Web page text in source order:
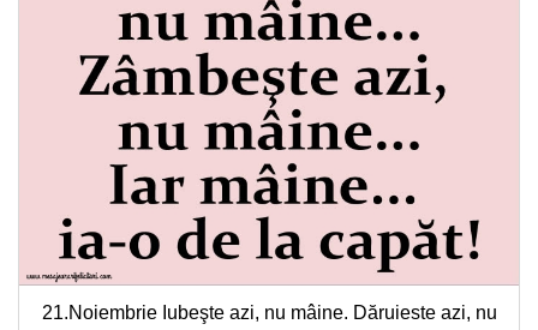
21.Noiembrie Iubeşte azi, nu mâine. Dăruieste azi, nu